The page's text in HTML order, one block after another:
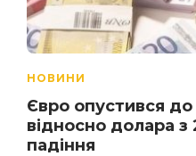
НОВИНИ
Євро опустився
відносно долара
падіння